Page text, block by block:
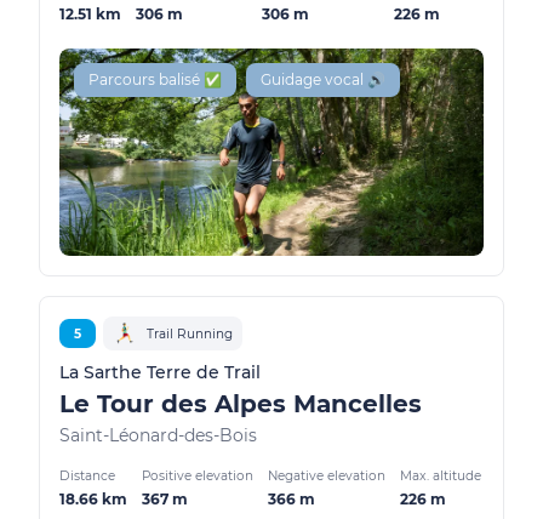
12.51 km 306 m 306 m 226 m
Parcours balisé ✅ Guidage vocal 🔊
5 Trail Running
La Sarthe Terre de Trail
Le Tour des Alpes Mancelles
Saint-Léonard-des-Bois
Distance
18.66 km
Positive elevation
367 m
Negative elevation
366 m
Max. altitude
226 m